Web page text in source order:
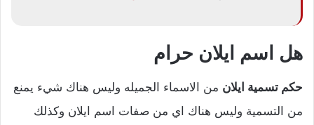
هل اسم ايلان حرام
حكم تسمية ايلان من الاسماء الجميله وليس هناك شيء يمنع
من التسمية وليس هناك اي من صفات اسم ايلان وكذلك